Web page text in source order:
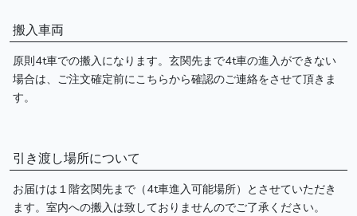
搬入車両
原則4t車での搬入になります。玄関先まで4t車の進入ができない
場合は、ご注文確定前にこちらから確認のご連絡をさせて頂きま
す。
引き渡し場所について
お届けは１階玄関先まで（4t車進入可能場所）とさせていただき
ます。室内への搬入は致しておりませんのでご了承ください。